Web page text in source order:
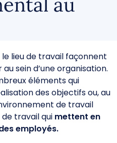
lieu de travail façonnent
sein d’une organisation.
éléments qui
des objectifs ou, au
de travail
travail qui mettent en
employés.